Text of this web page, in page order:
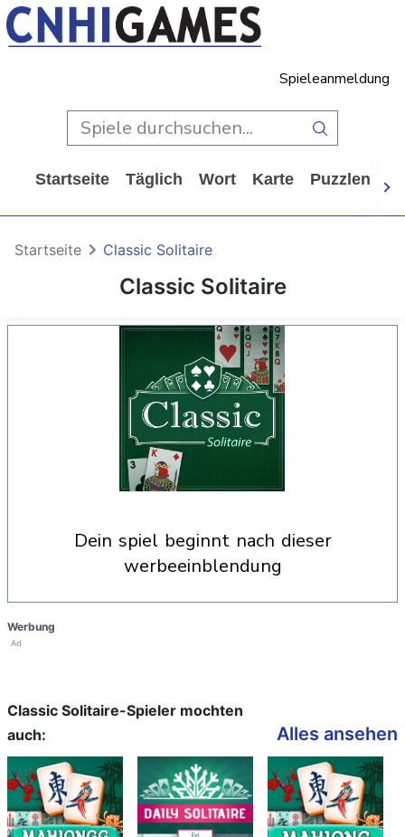
Spieleanmeldung
Startseite Täglich Wort Karte Puzzlen
Classic Solitaire
Startseite Classic Solitaire
dein spiel beginnt nach dieser
werbeeinblendung
Werbung
Ad
Classic Solitaire-Spieler mochten
auch:
Alles ansehen